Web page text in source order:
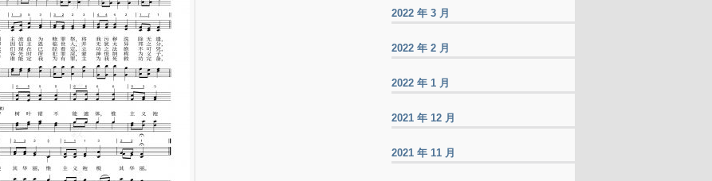
2022 年 3 月
2022 年 2 月
2022 年 1 月
2021 年 12 月
2021 年 11 月